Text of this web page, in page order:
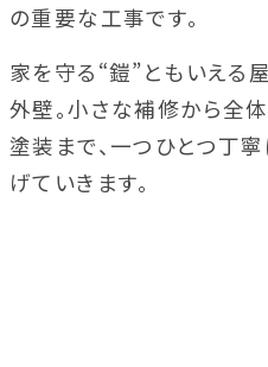
の重要な工事です。
家を守る“鎧”ともいえる
外壁。小さな補修から全
塗装まで、一つひとつ丁
げていきます。